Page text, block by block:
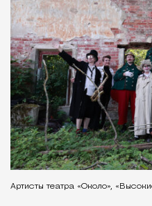
Артисты театра «Около»,